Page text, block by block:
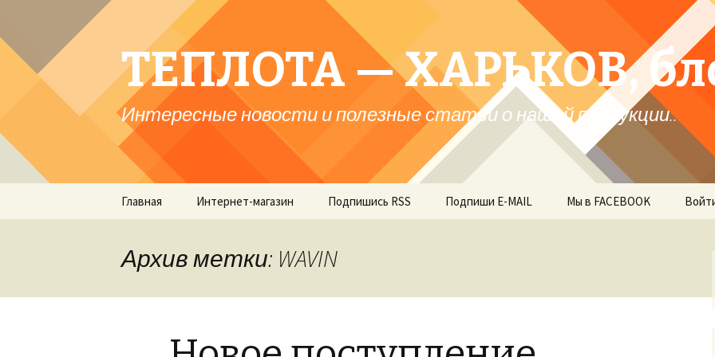
ТЕПЛОТА — ХАРЬКОВ,
Интересные новости и полезные статьи о нашей продукции..
Перейти
Главная Интернет-магазин Подпишись RSS Подпиши E-MAIL Мы в FACEBOOK
Архив метки: WAVIN